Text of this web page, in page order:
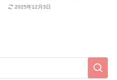
2025年12月3日